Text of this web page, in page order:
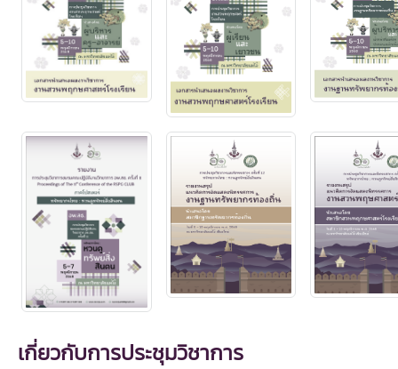
เกี่ยวกับการประชุมวิชาการ